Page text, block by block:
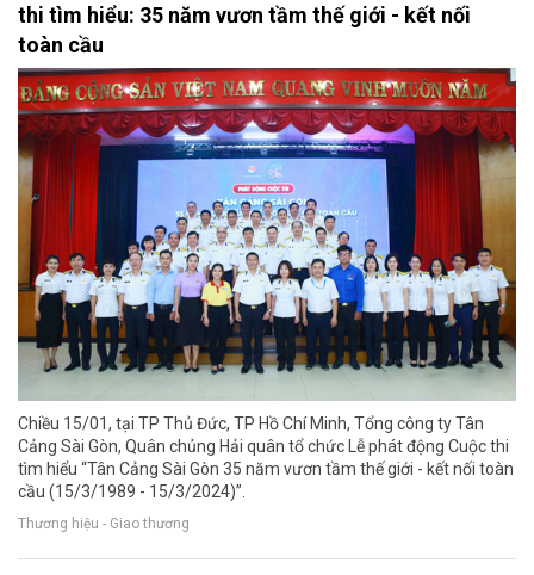
thi tìm hiểu: 35 năm vươn tầm thế giới - kết nối
toàn cầu
Chiều 15/01, tại TP Thủ Đức, TP Hồ Chí Minh, Tổng công ty Tân
Cảng Sài Gòn, Quân chủng Hải quân tổ chức Lễ phát động Cuộc thi
tìm hiểu “Tân Cảng Sài Gòn 35 năm vươn tầm thế giới - kết nối toàn
cầu (15/3/1989 - 15/3/2024)”.
Thương hiệu - Giao thương